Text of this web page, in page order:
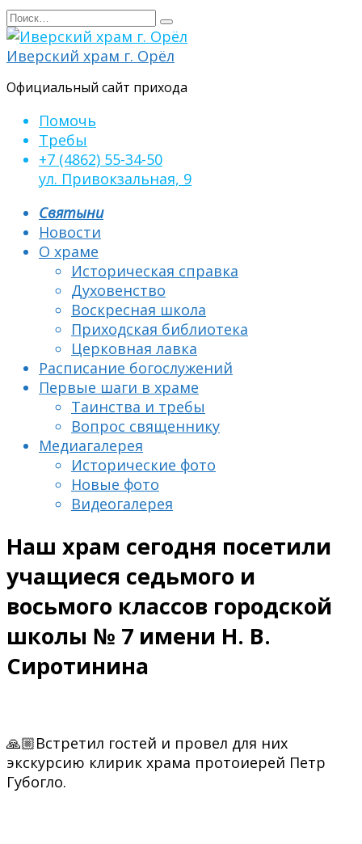
Перейти
к
содержанию
Search
for:
Иверский храм г. Орёл
Официальный сайт прихода
Помочь
Требы
+7 (4862) 55-34-50
ул. Привокзальная, 9
Святыни
Новости
О храме
Историческая справка
Духовенство
Воскресная школа
Приходская библиотека
Церковная лавка
Расписание богослужений
Первые шаги в храме
Таинства и требы
Вопрос священнику
Медиагалерея
Исторические фото
Новые фото
Видеогалерея
Наш храм сегодня посетили
учащиеся седьмого и
восьмого классов городской
школы № 7 имени Н. В.
Сиротинина
🙏🏼Встретил гостей и провел для них
экскурсию клирик храма протоиерей Петр
Губогло.